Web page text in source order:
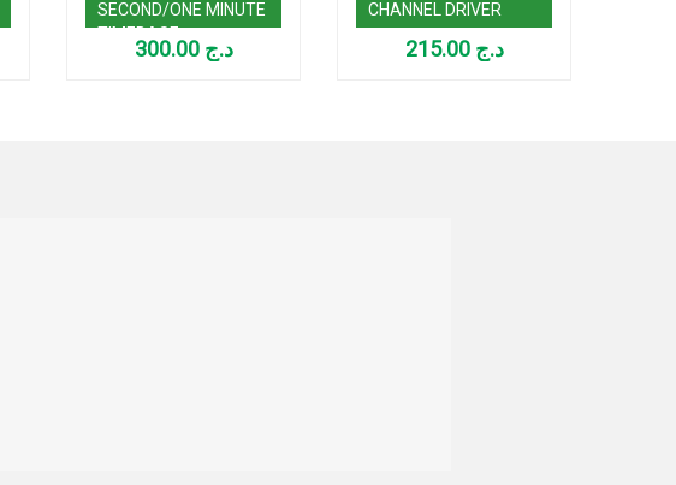
SECOND/ONE MINUTE
TIMEBASE
GENERATOR
د.ج 300.00
CHANNEL DRIVER
د.ج 215.00